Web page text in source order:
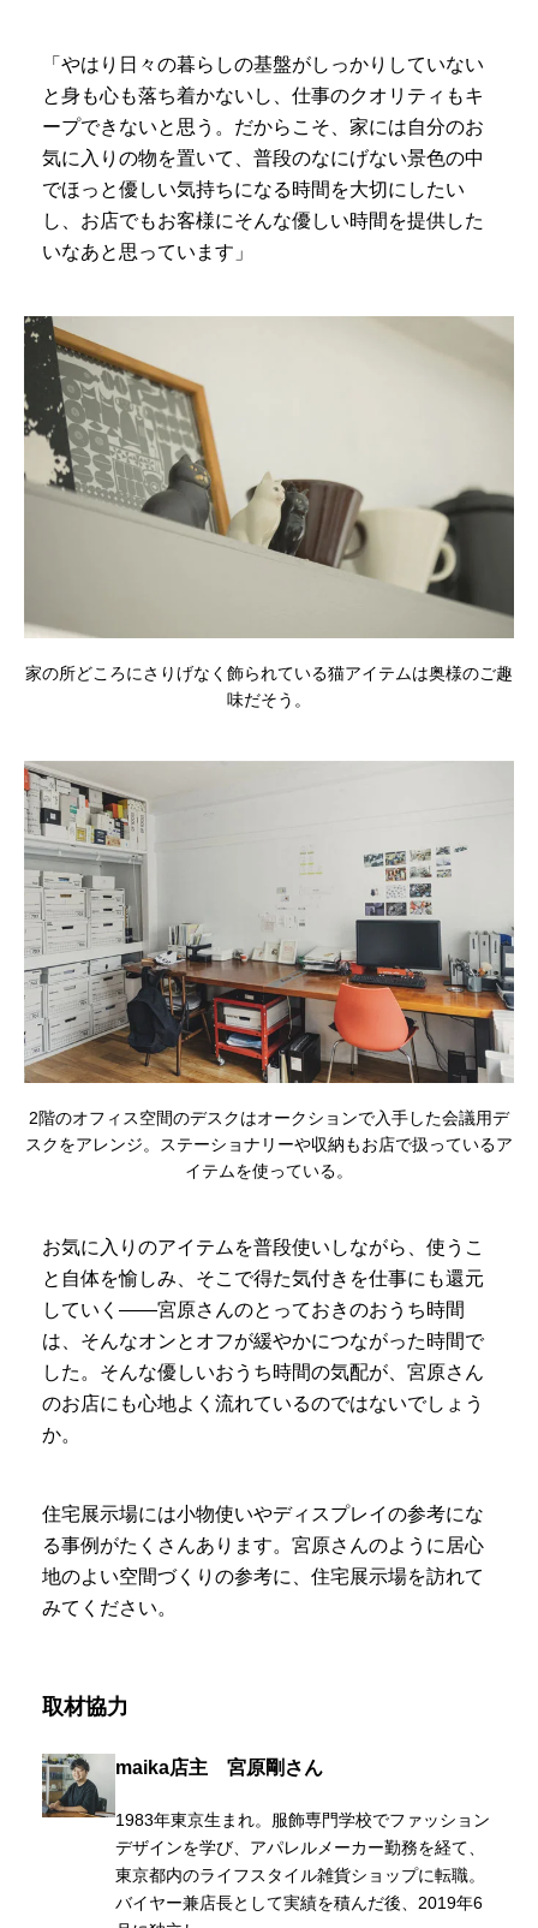
「やはり日々の暮らしの基盤がしっかりしていない
と身も心も落ち着かないし、仕事のクオリティもキ
ープできないと思う。だからこそ、家には自分のお
気に入りの物を置いて、普段のなにげない景色の中
でほっと優しい気持ちになる時間を大切にしたい
し、お店でもお客様にそんな優しい時間を提供した
いなあと思っています」
家の所どころにさりげなく飾られている猫アイテムは奥様のご趣
味だそう。
2階のオフィス空間のデスクはオークションで入手した会議用デ
スクをアレンジ。ステーショナリーや収納もお店で扱っているア
イテムを使っている。
お気に入りのアイテムを普段使いしながら、使うこ
と自体を愉しみ、そこで得た気付きを仕事にも還元
していく――宮原さんのとっておきのおうち時間
は、そんなオンとオフが緩やかにつながった時間で
した。そんな優しいおうち時間の気配が、宮原さん
のお店にも心地よく流れているのではないでしょう
か。
住宅展示場には小物使いやディスプレイの参考にな
る事例がたくさんあります。宮原さんのように居心
地のよい空間づくりの参考に、住宅展示場を訪れて
みてください。
取材協力
maika店主 宮原剛さん
1983年東京生まれ。服飾専門学校でファッション
デザインを学び、アパレルメーカー勤務を経て、
東京都内のライフスタイル雑貨ショップに転職。
バイヤー兼店長として実績を積んだ後、2019年6